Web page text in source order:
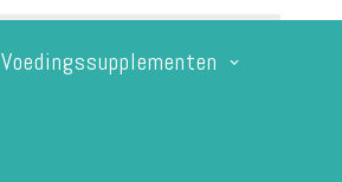
Voedingssupplementen